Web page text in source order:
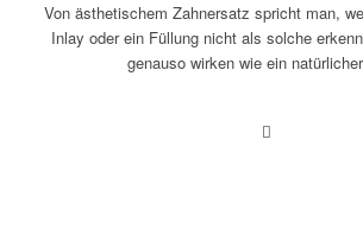
Von ästhetischem Zahnersatz spricht man,
Inlay oder ein Füllung nicht als solche
genauso wirken wie ein